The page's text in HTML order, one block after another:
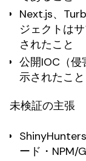
Next.js、
ジェクトは
されたこと
公開IOC（
示されたこと
未検証の主張
ード・NPM/